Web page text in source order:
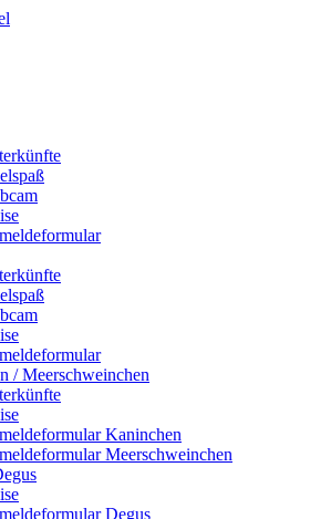
/ Meerschweinchen
Kaninchen
Meerschweinchen
Degus